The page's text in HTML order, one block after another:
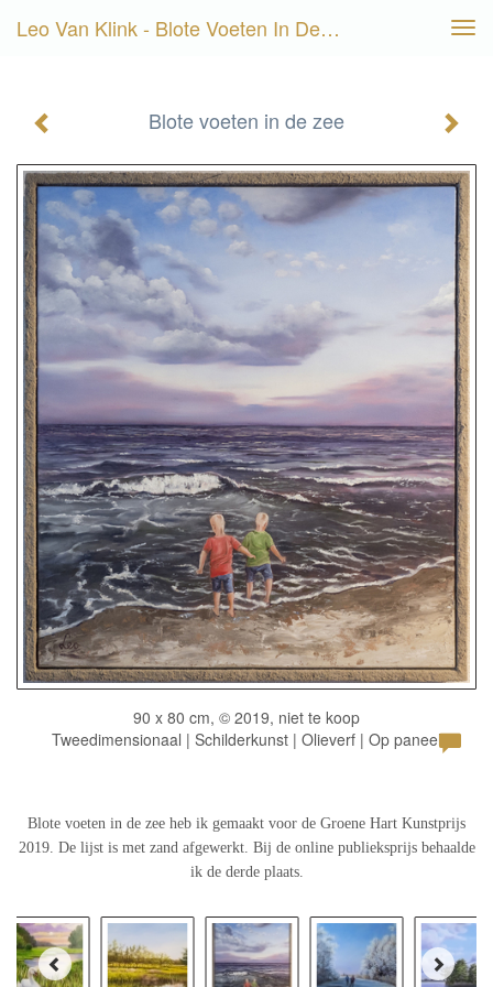
Leo Van Klink - Blote Voeten In De Zee
Blote voeten in de zee
90 x 80 cm, © 2019, niet te koop
Tweedimensionaal | Schilderkunst | Olieverf | Op paneel
Blote voeten in de zee heb ik gemaakt voor de Groene Hart Kunstprijs
2019. De lijst is met zand afgewerkt. Bij de online publieksprijs behaalde
ik de derde plaats.